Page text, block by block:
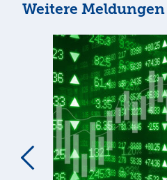
Weitere Meldungen